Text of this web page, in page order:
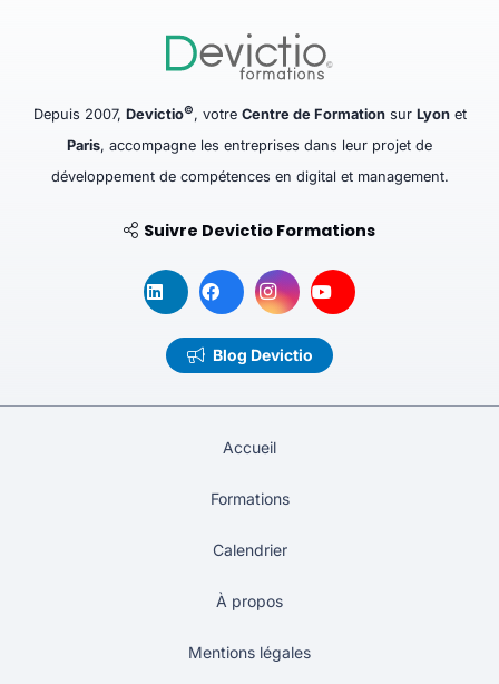
Depuis 2007, Devictio©, votre Centre de Formationsur Lyonet
Paris, accompagne les entreprises dans leur projet de
développement de compétences en digital et management.
Suivre Devictio Formations
Blog Devictio
Accueil
Formations
Calendrier
À propos
Mentions légales